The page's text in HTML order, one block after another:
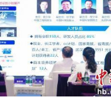
大幅降低早期研
电子创新中心
谷实验室的光电
芯片中试平台拥